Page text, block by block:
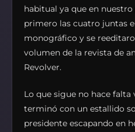
habitual ya que en
primero las cuatro juntas
monográfico y se
volumen de la revista de
Revolver.
Lo que sigue no hace falta
terminó con un estallido
presidente escapando en